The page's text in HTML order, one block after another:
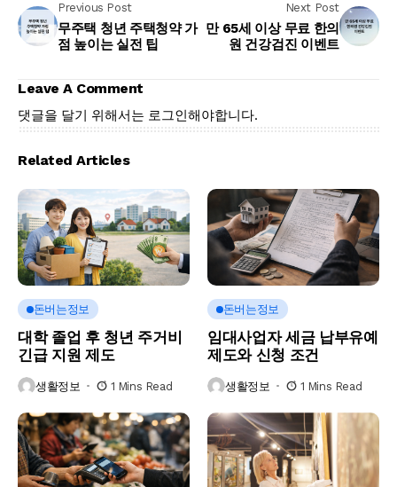
Previous Post
무주택 청년 주택청약 가
점 높이는 실전 팁
Next Post
만 65세 이상 무료 한의
원 건강검진 이벤트
Leave A Comment
댓글을 달기 위해서는 로그인해야합니다.
Related Articles
돈버는정보
대학 졸업 후 청년 주거비
긴급 지원 제도
생활정보 1 Mins Read
돈버는정보
임대사업자 세금 납부유예
제도와 신청 조건
생활정보 1 Mins Read